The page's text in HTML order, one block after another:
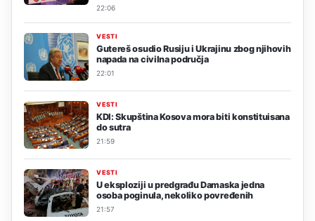
22:06
VESTI
Gutereš osudio Rusiju i Ukrajinu zbog njihovih
napada na civilna područja
22:01
VESTI
KDI: Skupština Kosova mora biti konstituisana
do sutra
21:59
VESTI
U eksploziji u predgrađu Damaska jedna
osoba poginula, nekoliko povređenih
21:57